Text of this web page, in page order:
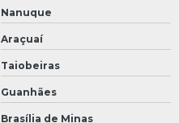
Nanuque
Araçuaí
Taiobeiras
Guanhães
Brasília de Minas